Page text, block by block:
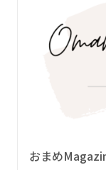
おまめ